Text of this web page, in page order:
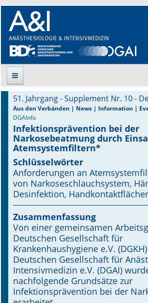
Suche
Aktuelle Ausgabe
Leitlinien
Archiv
Supplements
Supplements OrphanAnesthesia
Online First
A&I English
Mediadaten
Autoren-Service
51. Jahrgang - Supplement Nr. 10 -
Aus den Verbänden | News | Information |
DGAInfo
Infektionsprävention bei der
Narkosebeatmung durch
Atemsystemfiltern*
Schlüsselwörter
Anforderungen an
von Narkoseschlauchsystem,
Desinfektion,
Zusammenfassung
Von einer gemeinsamen
Deutschen Gesellschaft für
Krankenhaushygiene e.V.
Deutschen Gesellschaft für
Intensivmedizin e.V. (DGAI)
nachfolgende Grundsätze zur
Infektionsprävention bei der